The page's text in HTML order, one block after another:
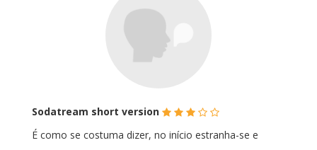
Sodatream short version (*)(*)(*)( (
É como se costuma dizer, no início estranha-se e